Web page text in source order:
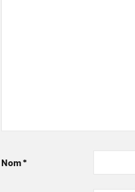
Nom*